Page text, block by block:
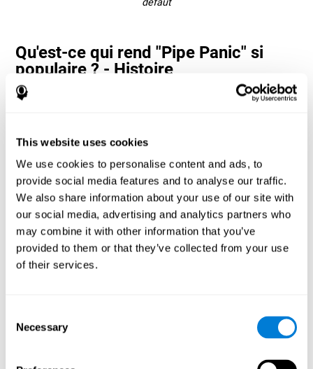
This website uses cookies
We use cookies to personalise content and ads, to
provide social media features and to analyse our traffic.
We also share information about your use of our site with
our social media, advertising and analytics partners who
may combine it with other information that you’ve
provided to them or that they’ve collected from your use
of their services.
Selection
Necessary
Qu'est-ce qui rend "Pipe Panic" si
populaire ? - Histoire
Les jeux de temps de réaction et de coordination œil-main, tels
fixer des objectifs de plus en plus complexes qui nécessiteront
une plus grande dextérité des capacités cognitives impliquées,
contribuant à les stimuler.
Comment le jeu mental "Pipe Panic"
améliore-t-il mes capacités
cognitives ?
Jouer "Pipe Panic" stimule un modèle d'activation neuronale
spécifique. La répétition et l'entraînement constants de ce
schéma peuvent aider à optimiser les connexions neuronales et
"Pipe Panic" aide à exercer le temps de réaction, la coordination
œil-main et la perception visuelle. La stimulation constante de
ces compétences peut aider à créer de nouvelles synapses et à